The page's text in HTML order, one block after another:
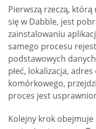
Pierwszą rzeczą,
się w Dabble, jest
zainstalowaniu
samego procesu
podstawowych
płeć, lokalizacja,
komórkowego,
proces jest
Kolejny krok